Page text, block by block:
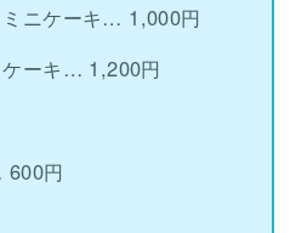
ニケーキ… 1,000円
ケーキ… 1,200円
円